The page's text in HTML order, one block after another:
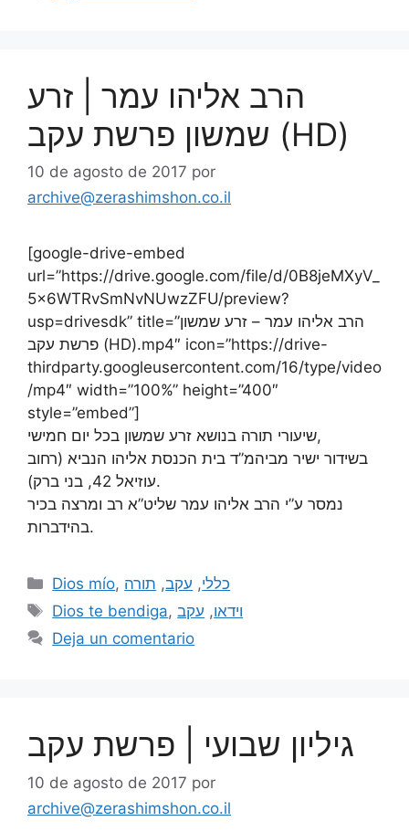
הרב אליהו עמר | זרע
שמשון פרשת עקב (HD)
10 de agosto de 2017 por
archive@zerashimshon.co.il
[google-drive-embed
url=”https://drive.google.com/file/d/0B8jeMXyV_
5x6WTRvSmNvNUwzZFU/preview?
usp=drivesdk” title=”הרב אליהו עמר – זרע שמשון
פרשת עקב (HD).mp4″ icon=”https://drive-
thirdparty.googleusercontent.com/16/type/video
/mp4″ width=”100%” height=”400″
style=”embed”]
שיעורי תורה בנושא זרע שמשון בכל יום חמישי,
בשידור ישיר מביהמ”ד בית הכנסת אליהו הנביא (רחוב
עוזיאל 42, בני ברק).
נמסר ע”י הרב אליהו עמר שליט”א רב ומרצה בכיר
בהידברות.
Dios mío, כללי, עקב, תורה
Dios te bendiga, וידאו, עקב
Deja un comentario
גיליון שבועי | פרשת עקב
10 de agosto de 2017 por
archive@zerashimshon.co.il